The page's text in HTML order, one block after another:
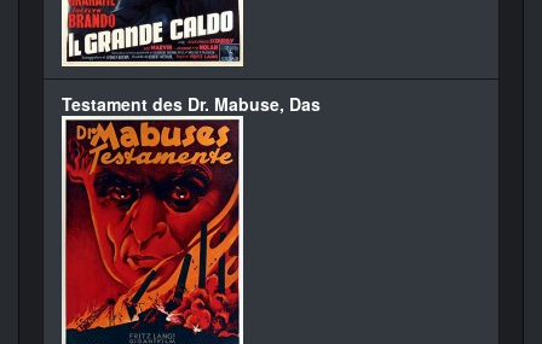
Testament des Dr. Mabuse, Das